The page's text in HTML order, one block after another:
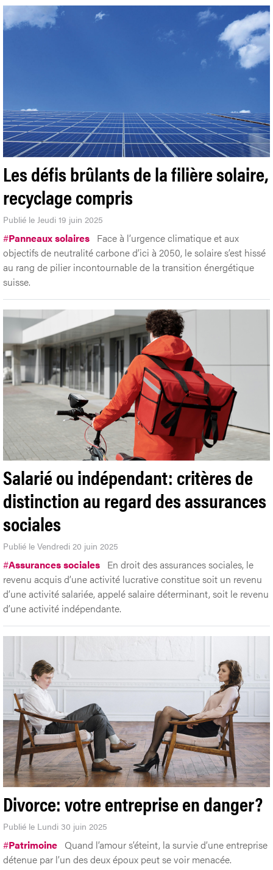
Les défis brûlants de la filière solaire,
recyclage compris
Publié le Jeudi 19 juin 2025
#Panneaux solaires Face à l’urgence climatique et aux
objectifs de neutralité carbone d’ici à 2050, le solaire s’est hissé
au rang de pilier incontournable de la transition énergétique
suisse.
Salarié ou indépendant: critères de
distinction au regard des assurances
sociales
Publié le Vendredi 20 juin 2025
#Assurances sociales En droit des assurances sociales, le
revenu acquis d’une activité lucrative constitue soit un revenu
d’une activité salariée, appelé salaire déterminant, soit le revenu
d’une activité indépendante.
Divorce: votre entreprise en danger?
Publié le Lundi 30 juin 2025
#Patrimoine Quand l’amour s’éteint, la survie d’une entreprise
détenue par l’un des deux époux peut se voir menacée.